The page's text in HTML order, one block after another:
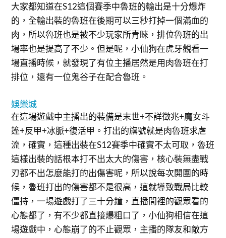
大家都知道在S12這個賽季中魯班的輸出是十分爆炸
的，全輸出裝的魯班在後期可以三秒打掉一個滿血的
肉，所以魯班也是被不少玩家所青睞，排位魯班的出
場率也是提高了不少。但是呢，小仙狗在虎牙觀看一
場直播時候，就發現了有位主播居然是用肉魯班在打
排位，還有一位鬼谷子在配合魯班。
娛樂城
在這場遊戲中主播出的裝備是末世+不詳徵兆+魔女斗
篷+反甲+冰脈+復活甲。打出的旗號就是肉魯班求虐
流，確實，這種出裝在S12賽季中確實不太可取，魯班
這樣出裝的話根本打不出太大的傷害，核心裝無盡戰
刃都不出怎麼能打的出傷害呢，所以說每次開團的時
候，魯班打出的傷害都不是很高，這就導致戰局比較
僵持，一場遊戲打了三十分鐘，直播間裡的觀眾看的
心態都了，有不少都直接爆粗口了，小仙狗相信在這
場遊戲中，心態崩了的不止觀眾，主播的隊友和敵方